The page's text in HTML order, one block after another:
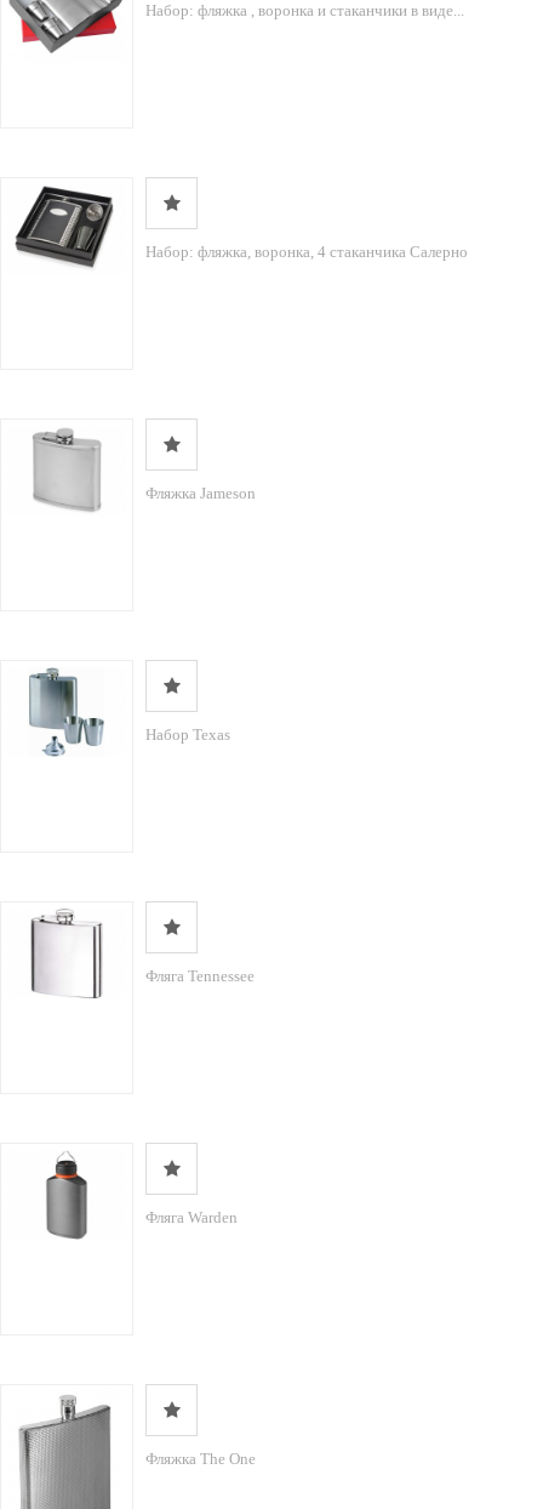
Набор: фляжка , воронка и стаканчики в виде...
Набор: фляжка, воронка, 4 стаканчика Салерно
Фляжка Jameson
Набор Texas
Фляга Tennessee
Фляга Warden
Фляжка The One